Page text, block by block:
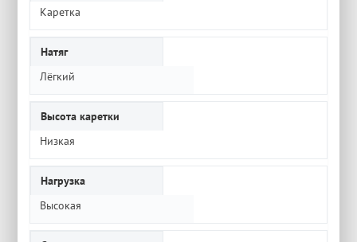
Каретка
Натяг
Лёгкий
Высота каретки
Низкая
Нагрузка
Высокая